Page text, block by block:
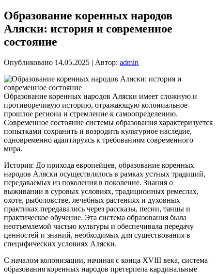
Образование коренных народов
Аляски: история и современное
состояние
Опубликовано 14.05.2025 | Автор: admin
Образование коренных народов Аляски имеет сложную и
противоречивую историю, отражающую колониальное
прошлое региона и стремление к самоопределению.
Современное состояние системы образования характеризуется
попытками сохранить и возродить культурное наследие,
одновременно адаптируясь к требованиям современного
мира.
История: До прихода европейцев, образование коренных
народов Аляски осуществлялось в рамках устных традиций,
передаваемых из поколения в поколение. Знания о
выживании в суровых условиях, традиционных ремеслах,
охоте, рыболовстве, лечебных растениях и духовных
практиках передавались через рассказы, песни, танцы и
практическое обучение. Эта система образования была
неотъемлемой частью культуры и обеспечивала передачу
ценностей и знаний, необходимых для существования в
специфических условиях Аляски.
С началом колонизации, начиная с конца XVIII века, система
образования коренных народов претерпела кардинальные